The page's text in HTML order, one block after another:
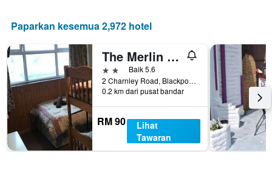
Paparkan kesemua 2,972 hotel
The Merlin Hotel
2 bintangBaik 5.6
2 Charnley Road, Blackpool, United Kingdom
0.2 km dari pusat bandar
RM 90
Lihat
Tawaran